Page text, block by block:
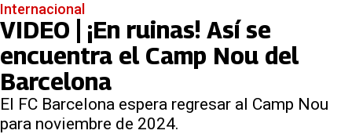
Internacional
VIDEO | ¡En ruinas! Así se
encuentra el Camp Nou del
Barcelona
El FC Barcelona espera regresar al Camp Nou
para noviembre de 2024.